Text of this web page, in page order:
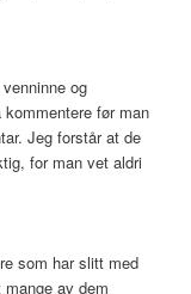
og
før man
Jeg forstår at de
for man vet aldri
som har slitt med
av dem